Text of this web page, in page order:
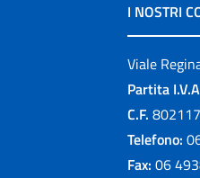
I NOSTRI
Viale
Partita
C.F.
Telefono:
Fax: 06